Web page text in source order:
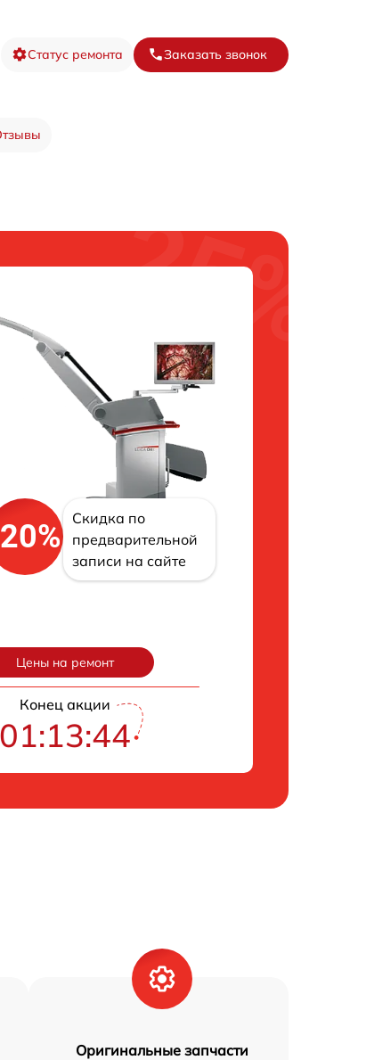
Статус ремонта Заказать звонок
Скидка по
предварительной
записи на сайте
Цены на ремонт
Конец акции
01:13:43
Оригинальные запчасти